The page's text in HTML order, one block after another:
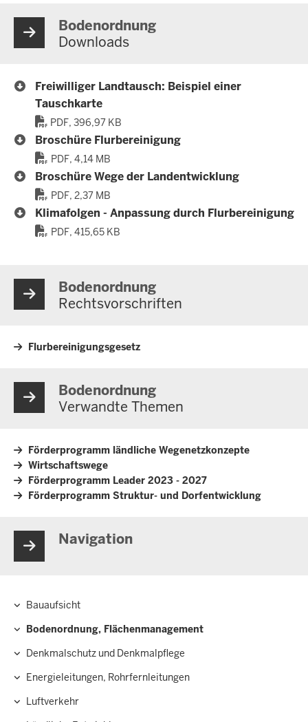
Bodenordnung
Downloads
Freiwilliger Landtausch: Beispiel einer
Tauschkarte
PDF, 396,97 KB
Broschüre Flurbereinigung
PDF, 4,14 MB
Broschüre Wege der Landentwicklung
PDF, 2,37 MB
Klimafolgen - Anpassung durch Flurbereinigung
PDF, 415,65 KB
Bodenordnung
Rechtsvorschriften
Flurbereinigungsgesetz
Bodenordnung
Verwandte Themen
Förderprogramm ländliche Wegenetzkonzepte
Wirtschaftswege
Förderprogramm Leader 2023 - 2027
Förderprogramm Struktur- und Dorfentwicklung
Navigation
Bauaufsicht
Bodenordnung, Flächenmanagement
Denkmalschutz und Denkmalpflege
Energieleitungen, Rohrfernleitungen
Luftverkehr